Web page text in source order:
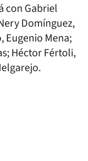
con Gabriel
Domínguez,
Eugenio Mena;
Héctor Fértoli,